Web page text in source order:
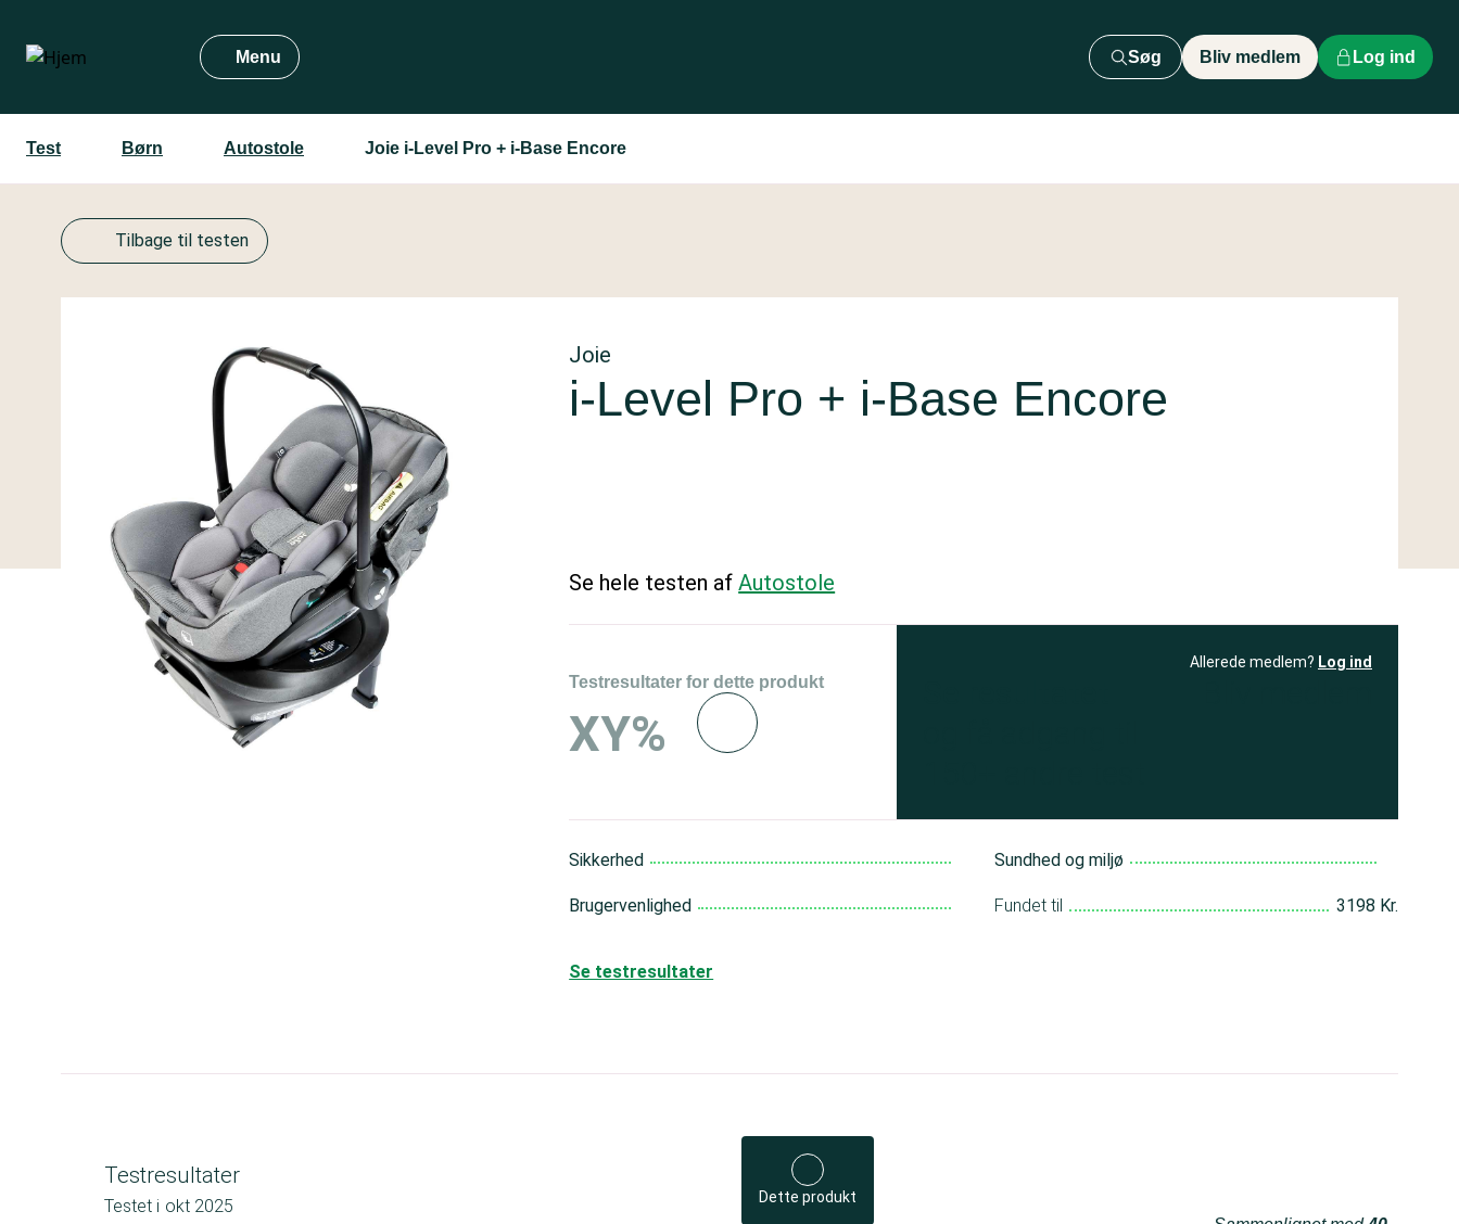
hovedindhold
Menu Søg Bliv medlem Log ind
Test Børn Autostole Joie i-Level Pro + i-Base Encore
Tilbage til testen
Joie
i-Level Pro + i-Base Encore
Se hele testen afAutostole
Testresultater for dette produkt
XY%
Allerede medlem? Log ind
Sikkerhed
Brugervenlighed
Sundhed og miljø
Fundet til 3198 Kr.
Se testresultater
Testresultater
Testet i okt 2025 Dette produkt